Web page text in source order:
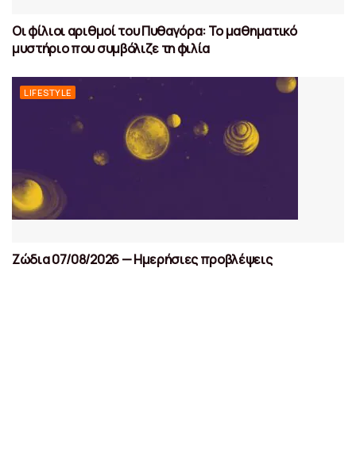
Οι φίλιοι αριθμοί του Πυθαγόρα: Το μαθηματικό
μυστήριο που συμβόλιζε τη φιλία
LIFESTYLE
Ζώδια 07/08/2026 — Ημερήσιες προβλέψεις